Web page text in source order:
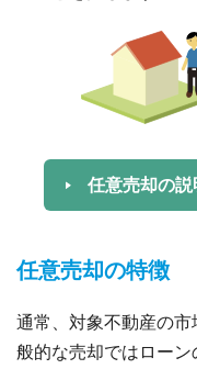
任意売却の
任意売却の特徴
通常、対象不動産の
般的な売却ではローン